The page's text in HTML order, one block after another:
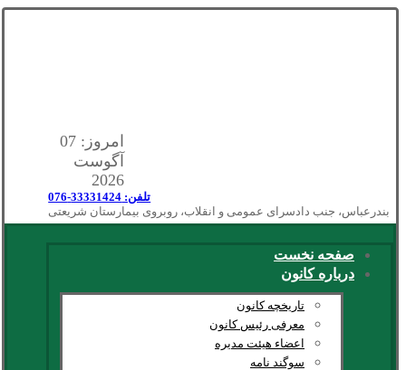
امروز: 07
آگوست
2026
تلفن: 33331424-076
بندرعباس، جنب دادسرای عمومی و انقلاب، روبروی بیمارستان شریعتی
صفحه نخست
درباره کانون
تاریخچه کانون
معرفی رئیس کانون
اعضاء هیئت مدیره
سوگند نامه